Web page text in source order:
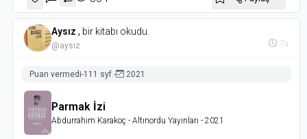
Aysız , bir kitabı okudu.
@aysiz 7a
Puan vermedi-111 syf.- 2021
Parmak İzi
Abdurrahim Karakoç - Altınordu Yayınları - 2021